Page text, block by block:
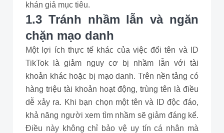
khán giả mục tiêu.
1.3 Tránh nhầm lẫn và ngăn
chặn mạo danh
Một lợi ích thực tế khác của việc đổi tên và ID
TikTok là giảm nguy cơ bị nhầm lẫn với tài
khoản khác hoặc bị mạo danh. Trên nền tảng có
hàng triệu tài khoản hoạt động, trùng tên là điều
dễ xảy ra. Khi bạn chọn một tên và ID độc đáo,
khả năng người xem tìm nhầm sẽ giảm đáng kể.
Điều này không chỉ bảo vệ uy tín cá nhân mà